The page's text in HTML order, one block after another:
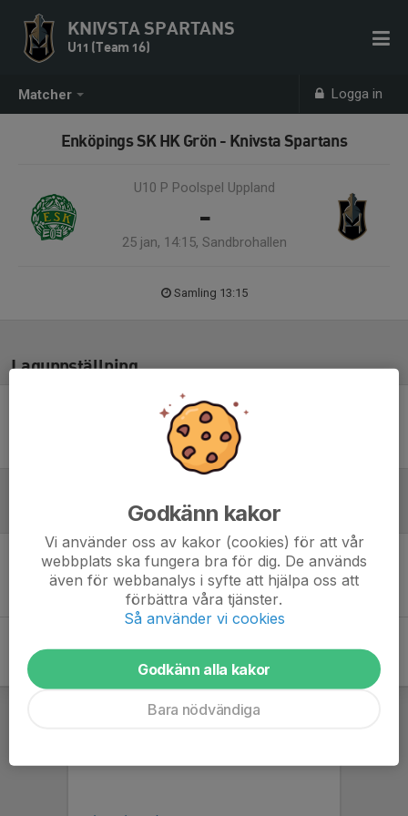
Matcher Logga in
KNIVSTA SPARTANS
U11 (Team 16)
Enköpings SK HK Grön - Knivsta Spartans
U10 P Poolspel Uppland
-
25 jan, 14:15, Sandbrohallen
Samling 13:15
Laguppställning
Ingen uppställning ifylld
Inget referat skrivet
Godkänn kakor
Vi använder oss av kakor (cookies) för att vår
webbplats ska fungera bra för dig. De används
även för webbanalys i syfte att hjälpa oss att
förbättra våra tjänster.
Så använder vi cookies
Godkänn alla kakor
Bara nödvändiga